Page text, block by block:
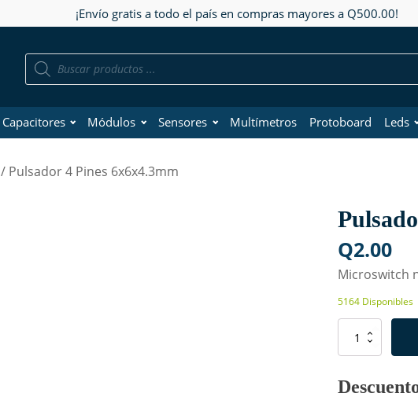
¡Envío gratis a todo el país en compras mayores a Q500.00!
Búsqueda
Capacitores Módulos Sensores Multímetros Protoboard Leds
/ Pulsador 4 Pines 6x6x4.3mm
Q2.00
Microswitch
5164 Disponibles
Pulsador